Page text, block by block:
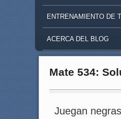
ENTRENAMIENTO DE
ACERCA DEL BLOG
Mate 534:
Juegan